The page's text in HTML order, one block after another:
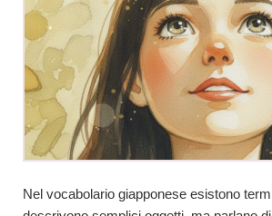
Nel vocabolario giapponese esistono